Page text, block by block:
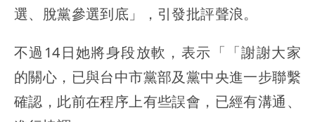
選、脫黨參選到底」，引發批評聲浪。
不過14日她將身段放軟，表示「「謝謝大家
的關心，已與台中市黨部及黨中央進一步聯繫
確認，此前在程序上有些誤會，已經有溝通、